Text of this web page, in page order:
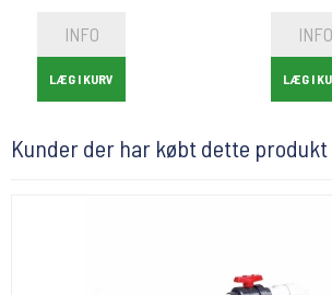
INFO
LÆG I KURV
INFO
LÆG I
Kunder der har købt dette